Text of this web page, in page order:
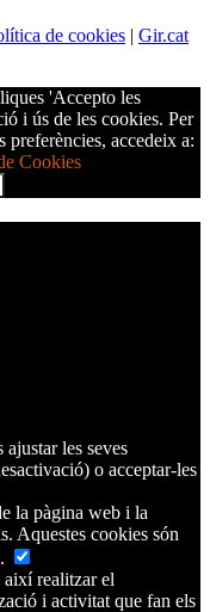
de cookies | Gir.cat
'Accepto les
i ús de les cookies. Per
accedeix a:
Cookies
les seves
o acceptar-les
la pàgina web i la
Aquestes cookies són
realitzar el
i activitat que fan els